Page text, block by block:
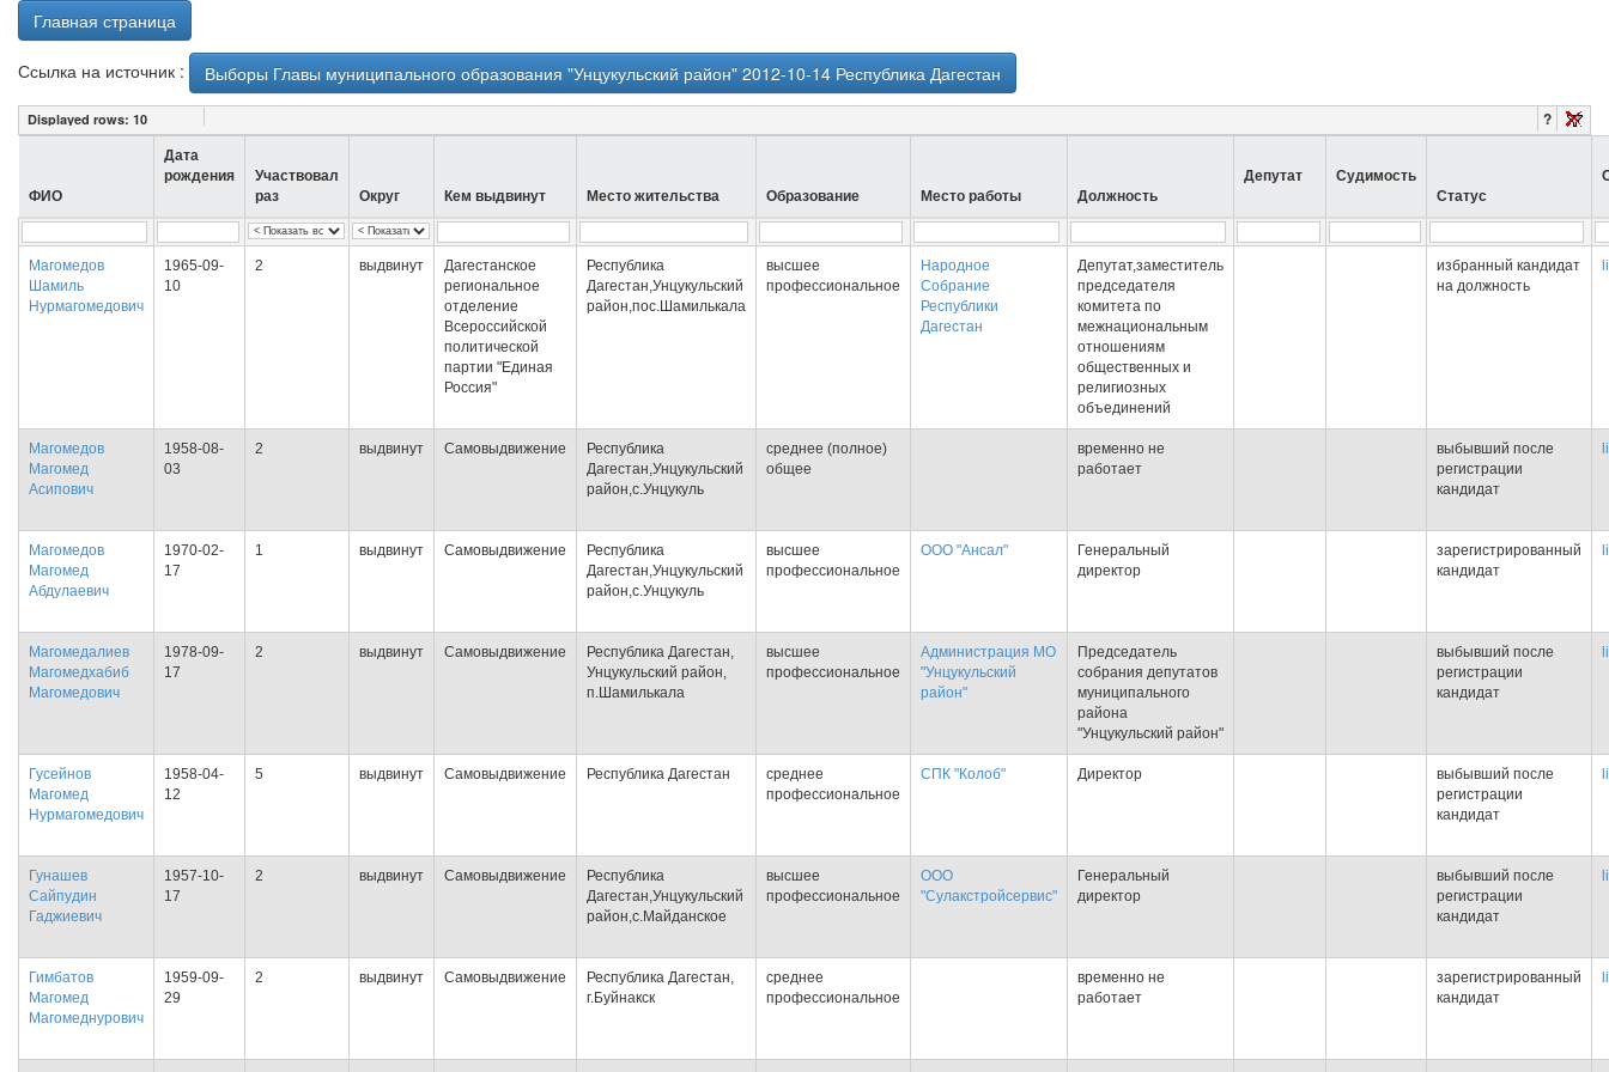
Главная страница
Ссылка на источник : Выборы Главы муниципального образования "Унцукульский район" 2012-10-14 Республика Дагестан
Displayed rows: 10 ?
ФИО
Дата
рождения
Участвовал
раз
Округ Кем выдвинут Место жительства Образование Место работы Должность
Депутат
Судимость
Статус
Магомедов
Шамиль
Нурмагомедович
1965-09-
10
2 выдвинут
Дагестанское
региональное
отделение
Всероссийской
политической
партии "Единая
Россия"
Республика
Дагестан,Унцукульский
район,пос.Шамилькала
высшее
профессиональное
Народное
Собрание
Республики
Дагестан
Депутат,заместитель
председателя
комитета по
межнациональным
отношениям
общественных и
религиозных
объединений
избранный кандидат
на должность
Магомедов
Магомед
Асипович
1958-08-
03
2 выдвинут Самовыдвижение
Республика
Дагестан,Унцукульский
район,с.Унцукуль
среднее (полное)
общее
временно не
работает
выбывший после
регистрации
кандидат
Магомедов
Магомед
Абдулаевич
1970-02-
17
1 выдвинут Самовыдвижение
Республика
Дагестан,Унцукульский
район,с.Унцукуль
высшее
профессиональное
ООО "Ансал"
Генеральный
директор
зарегистрированный
кандидат
Магомедалиев
Магомедхабиб
Магомедович
1978-09-
17
2 выдвинут Самовыдвижение
Республика Дагестан,
Унцукульский район,
п.Шамилькала
высшее
профессиональное
Администрация МО
"Унцукульский
район"
Председатель
собрания депутатов
муниципального
района
"Унцукульский район"
выбывший после
регистрации
кандидат
Гусейнов
Магомед
Нурмагомедович
1958-04-
12
5 выдвинут Самовыдвижение Республика Дагестан
среднее
профессиональное
СПК "Колоб" Директор
выбывший после
регистрации
кандидат
Гунашев
Сайпудин
Гаджиевич
1957-10-
17
2 выдвинут Самовыдвижение
Республика
Дагестан,Унцукульский
район,с.Майданское
высшее
профессиональное
ООО
"Сулакстройсервис"
Генеральный
директор
выбывший после
регистрации
кандидат
Гимбатов
Магомед
Магомеднурович
1959-09-
29
2 выдвинут Самовыдвижение
Республика Дагестан,
г.Буйнакск
среднее
профессиональное
временно не
работает
зарегистрированный
кандидат